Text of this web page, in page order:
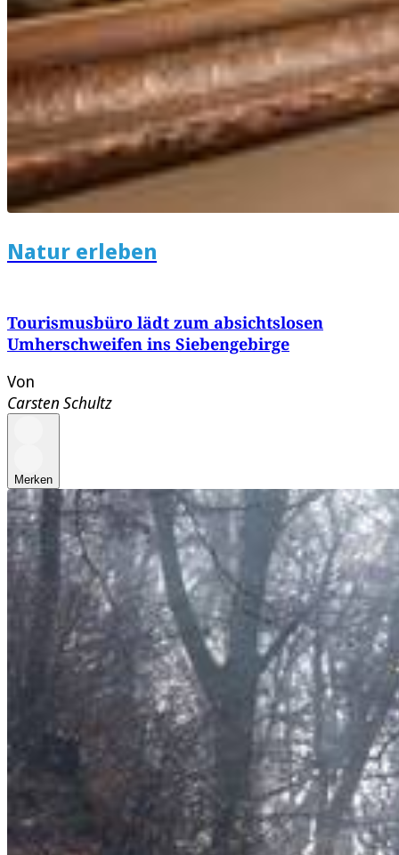
Natur erleben
Tourismusbüro lädt zum absichtslosen
Umherschweifen ins Siebengebirge
Von
Carsten Schultz
Merken